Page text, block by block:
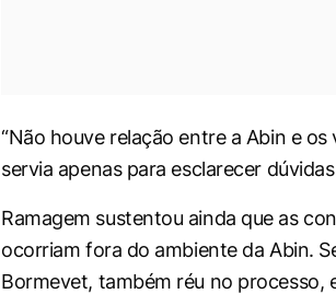
“Não houve relação entre a Abin e
servia apenas para esclarecer
Ramagem sustentou ainda que as
ocorriam fora do ambiente da Abin.
Bormevet, também réu no processo,